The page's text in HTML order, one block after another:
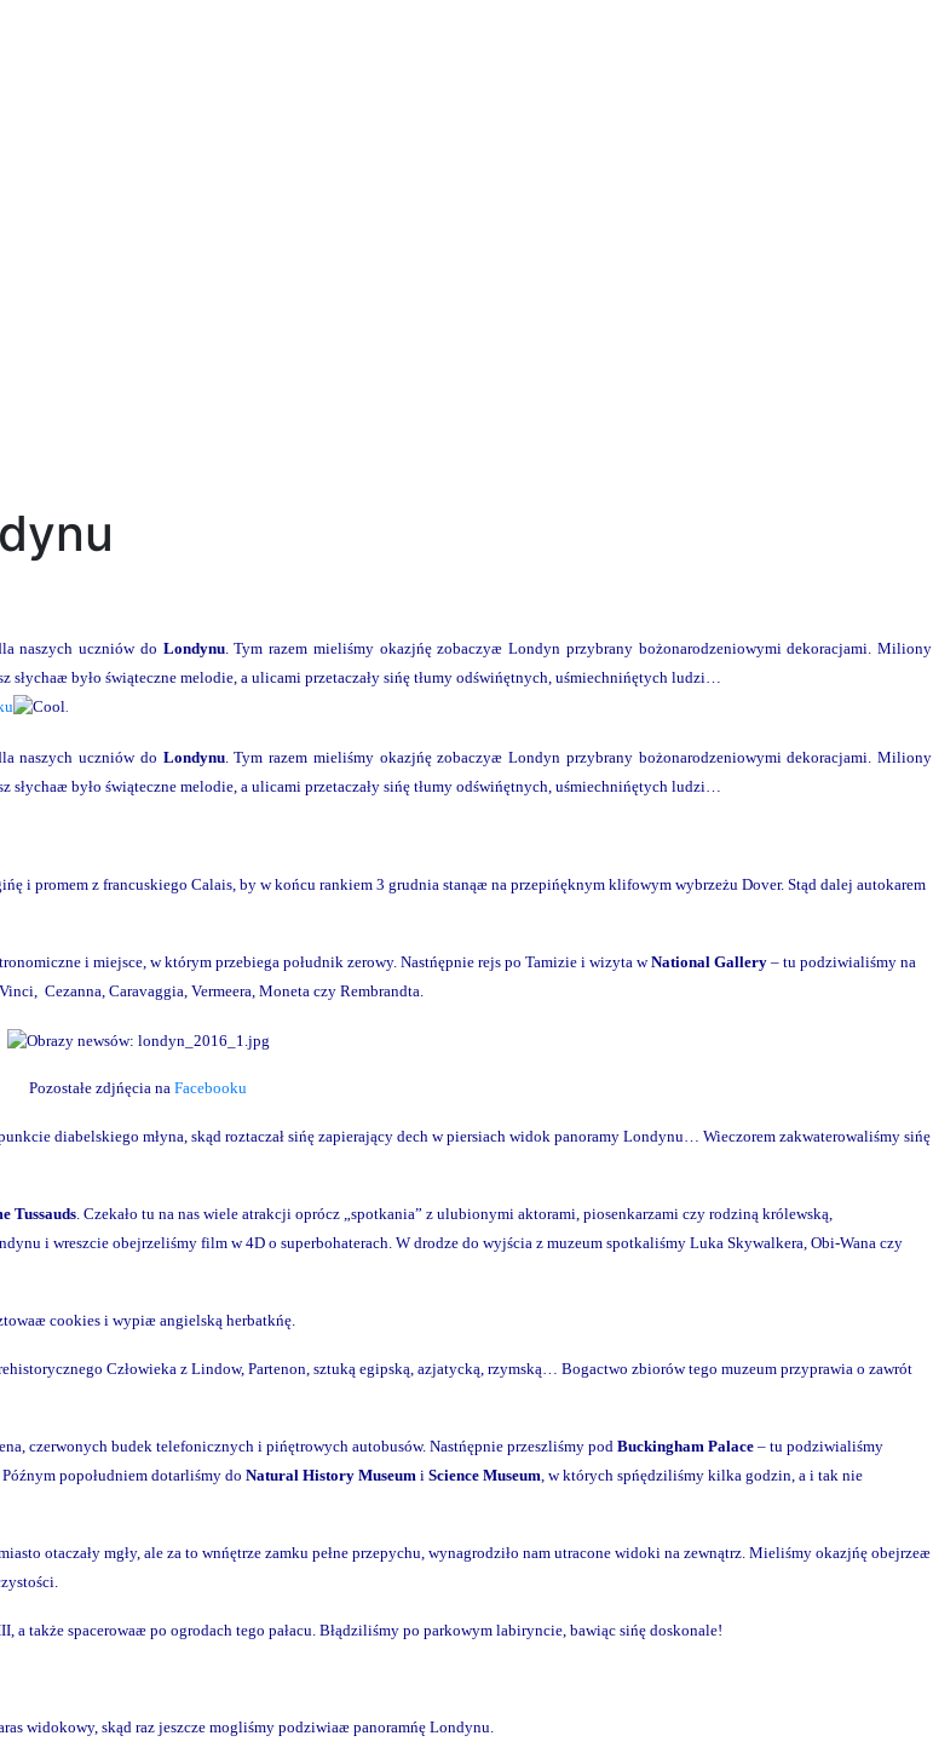
naszych uczniów do Londynu. Tym razem mieliśmy okazjńę zobaczyæ Londyn przybrany bożonarodzeniowymi dekoracjami. Miliony
słychaæ było świąteczne melodie, a ulicami przetaczały sińę tłumy odświńętnych, uśmiechnińętych ludzi…
naszych uczniów do Londynu. Tym razem mieliśmy okazjńę zobaczyæ Londyn przybrany bożonarodzeniowymi dekoracjami. Miliony
słychaæ było świąteczne melodie, a ulicami przetaczały sińę tłumy odświńętnych, uśmiechnińętych ludzi…
i promem z francuskiego Calais, by w końcu rankiem 3 grudnia stanąæ na przepińęknym klifowym wybrzeżu Dover. Stąd dalej autokarem
i miejsce, w którym przebiega południk zerowy. Nastńępnie rejs po Tamizie i wizyta wNational Gallery – tu podziwialiśmy na
Cezanna, Caravaggia, Vermeera, Moneta czy Rembrandta.
Pozostałe zdjńęcia na Facebooku
diabelskiego młyna, skąd roztaczał sińę zapierający dech w piersiach widok panoramy Londynu… Wieczorem zakwaterowaliśmy sińę
Tussauds. Czekało tu na nas wiele atrakcji oprócz „spotkania” z ulubionymi aktorami, piosenkarzami czy rodziną królewską,
i wreszcie obejrzeliśmy film w 4D o superbohaterach. W drodze do wyjścia z muzeum spotkaliśmy Luka Skywalkera, Obi-Wana czy
cookies i wypiæ angielską herbatkńę.
Człowieka z Lindow, Partenon, sztuką egipską, azjatycką, rzymską… Bogactwo zbiorów tego muzeum przyprawia o zawrót
czerwonych budek telefonicznych i pińętrowych autobusów. Nastńępnie przeszliśmy pod Buckingham Palace – tu podziwialiśmy
popołudniem dotarliśmy do Natural History Museum i Science Museum, w których spńędziliśmy kilka godzin, a i tak nie
otaczały mgły, ale za to wnńętrze zamku pełne przepychu, wynagrodziło nam utracone widoki na zewnątrz. Mieliśmy okazjńę obejrzeæ
a także spacerowaæ po ogrodach tego pałacu. Błądziliśmy po parkowym labiryncie, bawiąc sińę doskonale!
widokowy, skąd raz jeszcze mogliśmy podziwiaæ panoramńę Londynu.